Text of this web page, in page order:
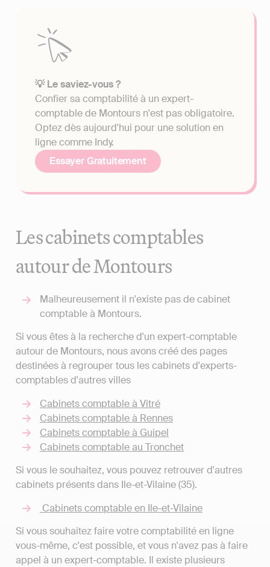
💡 Le saviez-vous ?
Confier sa comptabilité à un expert-
comptable de Montours n'est pas obligatoire.
Optez dès aujourd'hui pour une solution en
ligne comme Indy.
Essayer Gratuitement
Les cabinets comptables
autour de Montours
Malheureusement il n'existe pas de cabinet
comptable à Montours.
Si vous êtes à la recherche d'un expert-comptable
autour de Montours, nous avons créé des pages
destinées à regrouper tous les cabinets d'experts-
comptables d'autres villes
Cabinets comptable à Vitré
Cabinets comptable à Rennes
Cabinets comptable à Guipel
Cabinets comptable au Tronchet
Si vous le souhaitez, vous pouvez retrouver d'autres
cabinets présents dans Ile-et-Vilaine (35).
Cabinets comptable en Ile-et-Vilaine
Si vous souhaitez faire votre comptabilité en ligne
vous-même, c'est possible, et vous n'avez pas à faire
appel à un expert-comptable. Il existe plusieurs